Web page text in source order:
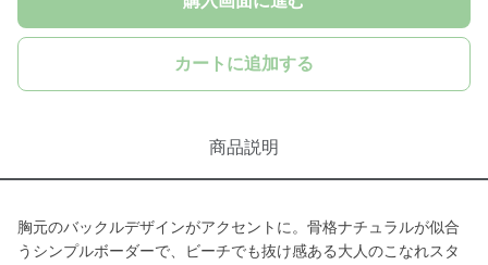
カートに追加する
商品説明
胸元のバックルデザインがアクセントに。骨格ナチュラルが似合
うシンプルボーダーで、ビーチでも抜け感ある大人のこなれスタ